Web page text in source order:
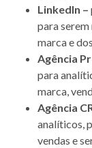
LinkedIn –
para
marca e
Agência
para
marca,
Agência
analíticos,
vendas e